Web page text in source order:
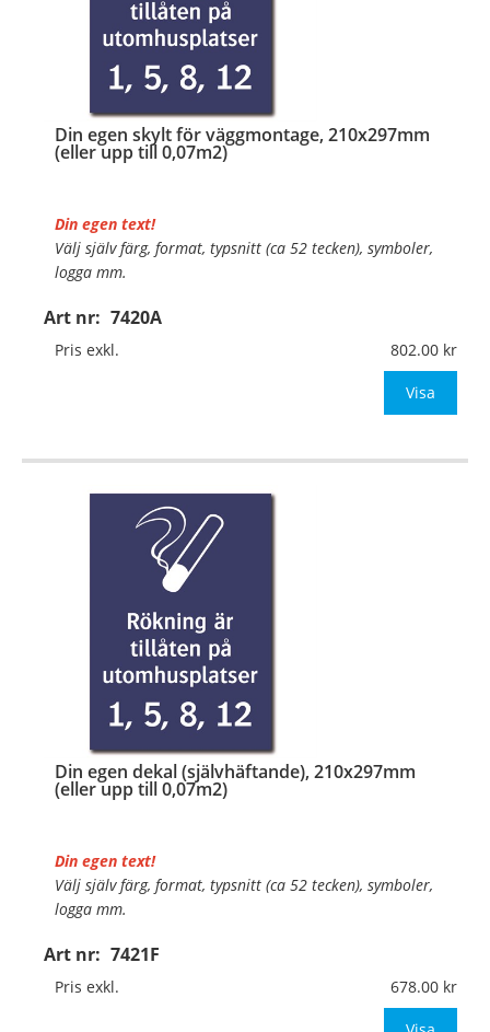
Din egen skylt för väggmontage, 210x297mm
(eller upp till 0,07m2)
Art nr: 7420A
Din egen text!
Välj själv färg, format, typsnitt (ca 52 tecken), symboler,
logga mm.
Material:Plan aluminium, 0,7mm (väggmontage)
Mått:210x297mm (eller annat mått upp till 0,07m²)
Pris exkl. 802.00
Visa
Din egen dekal (självhäftande), 210x297mm
(eller upp till 0,07m2)
Art nr: 7421F
Din egen text!
Välj själv färg, format, typsnitt (ca 52 tecken), symboler,
logga mm.
Material:Självhäftande folie
Mått:210x297mm (eller annat mått upp till 0,07m²)
Pris exkl. 678.00